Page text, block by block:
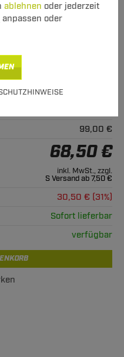
ablehnen oder jederzeit
anpassen oder
Hinweise beachten
99,00 €
68,50 €
inkl. MwSt., zzgl.
S Versand ab 7,50 €
30,50 € (31%)
Sofort lieferbar
verfügbar